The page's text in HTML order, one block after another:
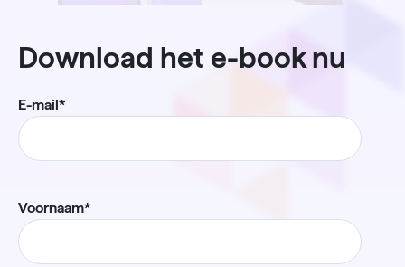
Download het e-book nu
E-mail*
Voornaam*